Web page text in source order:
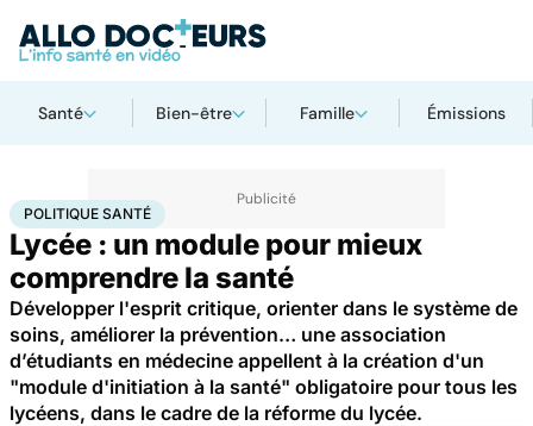
Santé Bien-être Famille Émissions
AccueilSantéSociété Santé publiquePolitique santé
POLITIQUE SANTÉ
Lycée : un module pour mieux
comprendre la santé
Développer l'esprit critique, orienter dans le système de
soins, améliorer la prévention… une association
d’étudiants en médecine appellent à la création d'un
"module d'initiation à la santé" obligatoire pour tous les
lycéens, dans le cadre de la réforme du lycée.